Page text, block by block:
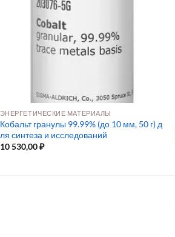
ЭНЕРГЕТИЧЕСКИЕ МАТЕРИАЛЫ
Кобальт гранулы 99.99% (до 10 мм, 50 г) д
ля синтеза и исследований
10 530,00₽